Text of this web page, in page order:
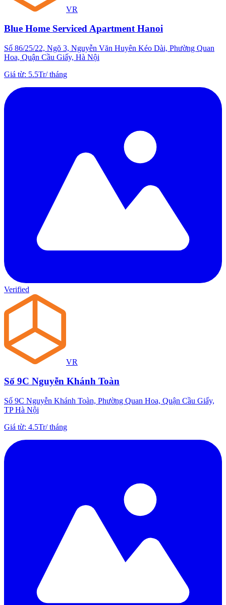
VR
Blue Home Serviced Apartment Hanoi
Số 86/25/22, Ngõ 3, Nguyễn Văn Huyên Kéo Dài, Phường Quan
Hoa, Quận Cầu Giấy, Hà Nội
Giá từ: 5.5Tr/tháng
Verified
VR
Số 9C Nguyễn Khánh Toàn
Số 9C Nguyễn Khánh Toàn, Phường Quan Hoa, Quận Cầu Giấy,
TP Hà Nội
Giá từ: 4.5Tr/tháng